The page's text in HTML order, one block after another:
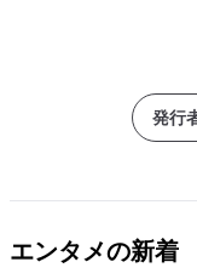
発行
エンタメの新着